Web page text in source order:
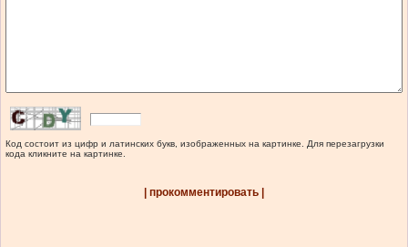
Код состоит из цифр и латинских букв, изображенных на картинке. Для перезагрузки
кода кликните на картинке.
| прокомментировать |